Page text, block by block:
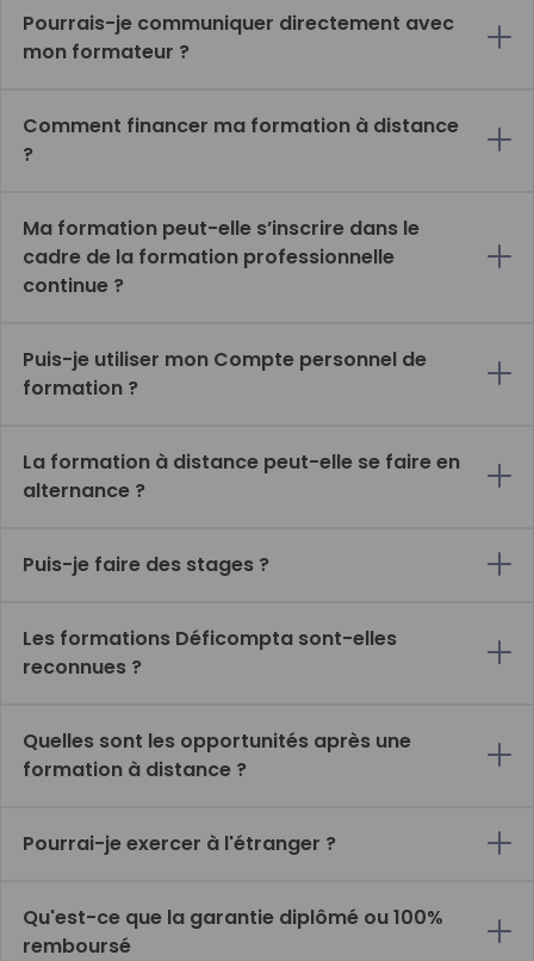
Pourrais-je communiquer directement avec
mon formateur ?
Comment financer ma formation à distance
?
Ma formation peut-elle s’inscrire dans le
cadre de la formation professionnelle
continue ?
Puis-je utiliser mon Compte personnel de
formation ?
La formation à distance peut-elle se faire en
alternance ?
Puis-je faire des stages ?
Les formations Déficompta sont-elles
reconnues ?
Quelles sont les opportunités après une
formation à distance ?
Pourrai-je exercer à l'étranger ?
Qu'est-ce que la garantie diplômé ou 100%
remboursé